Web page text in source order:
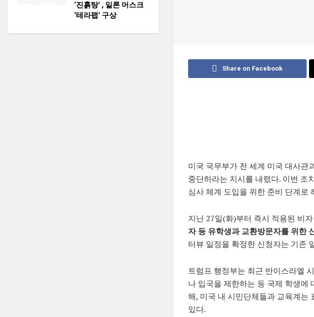
Share on Facebook
미국 국무부가 전 세계 미국 대사관
중단하라는 지시를 내렸다. 이번 조
심사 체계 도입을 위한 준비 단계로
지난 27일(화)부터 즉시 적용된 비
자 등 유학생과 교환방문자를 위한
터뷰 일정을 확정한 신청자는 기존
트럼프 행정부는 최근 반이스라엘
나 입국을 제한하는 등 국제 학생에
해, 미국 내 시민단체들과 교육계는
있다.
‘진흙탕’ , 일론 머스크
‘테라팹’ 구상